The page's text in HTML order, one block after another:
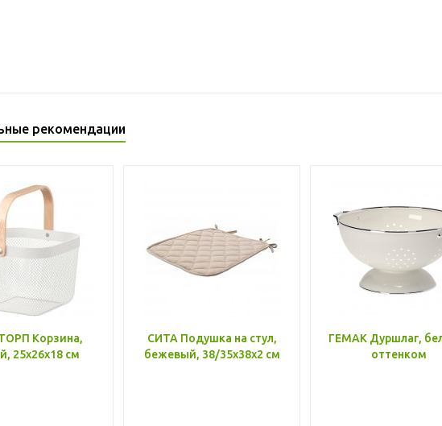
рекомендации
Корзина,
25x26x18 см
СИТА Подушка на стул,
бежевый, 38/35x38x2 см
ГЕМАК Дуршлаг,
оттенком